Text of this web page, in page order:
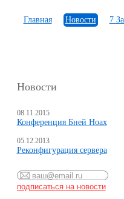
Главная Новости 7
Новости
08.11.2015
Конференция Бней Ноах
05.12.2013
Реконфигурация сервера